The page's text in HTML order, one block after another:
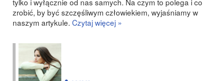
zrobić, by być szczęśliwym człowiekiem, wyjaśniamy w
naszym artykule. Czytaj więcej »